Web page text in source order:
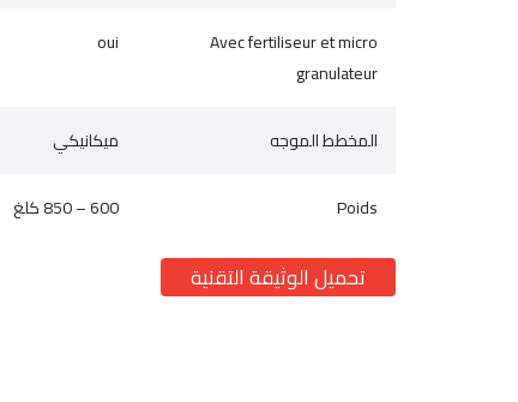
Avec fertiliseur et micro
granulateur
oui
المخطط الموجه ميكانيكي
Poids 600 – 850 كلغ
تحميل الوثيقة التقنية